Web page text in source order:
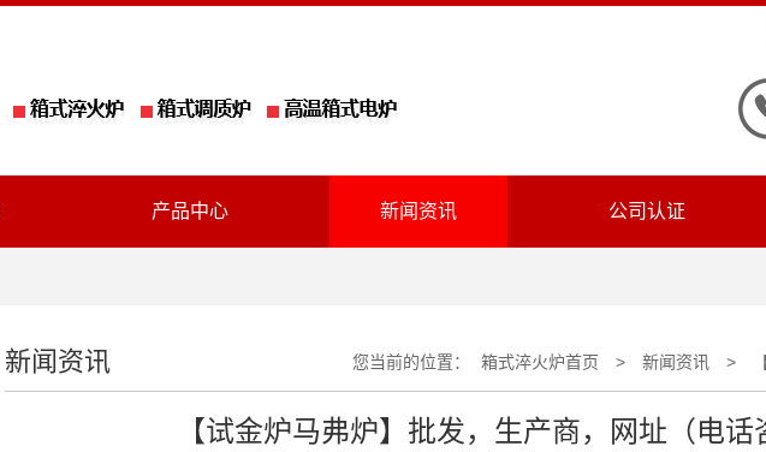
产品中心 新闻资讯 公司认证
新闻资讯 您当前的位置： 箱式淬火炉首页 > 新闻资讯 >
【试金炉马弗炉】批发，生产商，网址（电话